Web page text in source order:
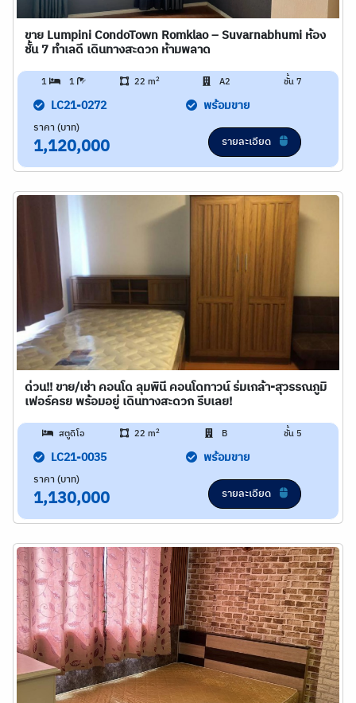
ขาย Lumpini CondoTown Romklao – Suvarnabhumi ห้อง
ชั้น 7 ทำเลดี เดินทางสะดวก ห้ามพลาด
1 1 22 m2 A2 ชั้น 7
LC21-0272 พร้อมขาย
ราคา (บาท)
1,120,000 รายละเอียด
ด่วน!! ขาย/เช่า คอนโด ลุมพินี คอนโดทาวน์ ร่มเกล้า-สุวรรณภูมิ
เฟอร์ครย พร้อมอยู่ เดินทางสะดวก รีบเลย!
สตูดิโอ 22 m2 B ชั้น 5
LC21-0035 พร้อมขาย
ราคา (บาท)
1,130,000 รายละเอียด